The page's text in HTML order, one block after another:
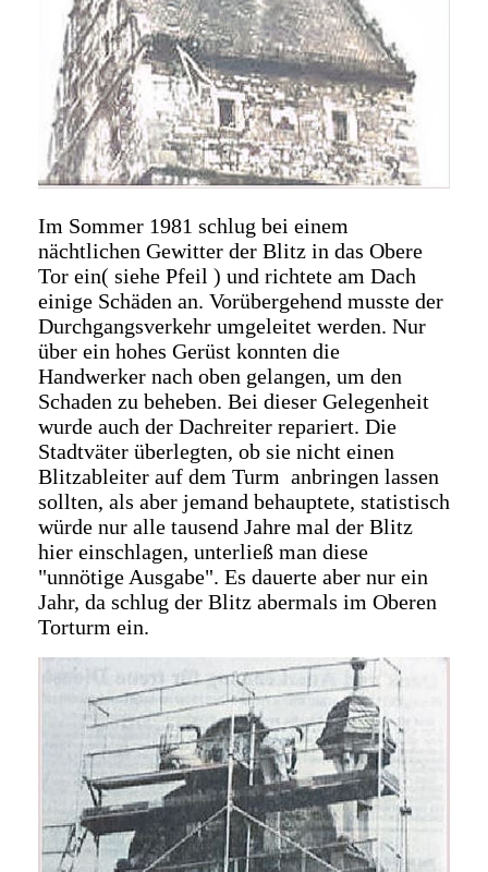
Im Sommer 1981 schlug bei einem
nächtlichen Gewitter der Blitz in das Obere
Tor ein( siehe Pfeil ) und richtete am Dach
einige Schäden an. Vorübergehend musste der
Durchgangsverkehr umgeleitet werden. Nur
über ein hohes Gerüst konnten die
Handwerker nach oben gelangen, um den
Schaden zu beheben. Bei dieser Gelegenheit
wurde auch der Dachreiter repariert. Die
Stadtväter überlegten, ob sie nicht einen
Blitzableiter auf dem Turm anbringen lassen
sollten, als aber jemand behauptete, statistisch
würde nur alle tausend Jahre mal der Blitz
hier einschlagen, unterließ man diese
"unnötige Ausgabe". Es dauerte aber nur ein
Jahr, da schlug der Blitz abermals im Oberen
Torturm ein.